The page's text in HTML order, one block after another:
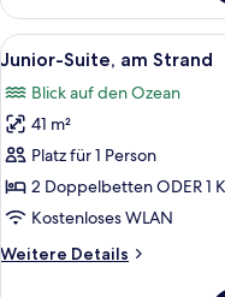
Suite,
am
Strand
Alle
Fotos
für
Junior-
Suite,
am
Strand
5
Junior-Suite, am Strand
Blick auf den Ozean
41 m²
Platz für 1 Person
2 Doppelbetten ODER 1
Kostenloses WLAN
Weitere Details
Weitere